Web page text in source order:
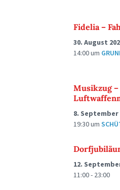
Fidelia –
30. August
14:00um
Musikzug
8. September
19:30um
12.
11:00 - 23:00